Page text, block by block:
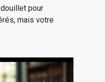
pour
mais votre